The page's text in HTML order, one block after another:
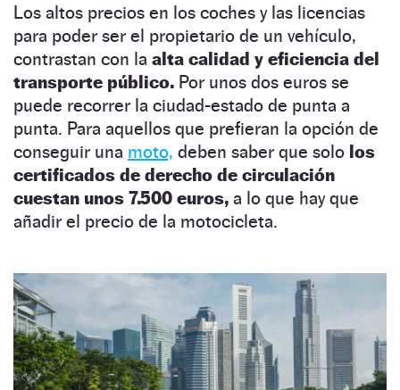
Los altos precios en los coches y las licencias
para poder ser el propietario de un vehículo,
contrastan con la alta calidad y eficiencia del
transporte público. Por unos dos euros se
puede recorrer la ciudad-estado de punta a
punta. Para aquellos que prefieran la opción de
conseguir una moto, deben saber que solo los
certificados de derecho de circulación
cuestan unos 7.500 euros, a lo que hay que
añadir el precio de la motocicleta.